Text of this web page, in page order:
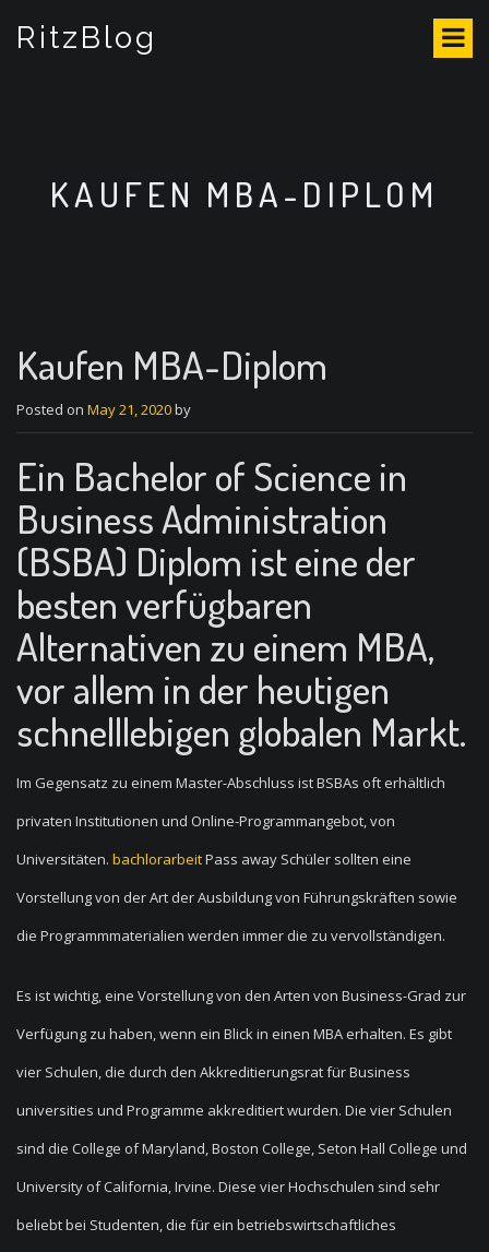
RitzBlog
KAUFEN MBA-DIPLOM
Kaufen MBA-Diplom
Posted on May 21, 2020by
Ein Bachelor of Science in
Business Administration
(BSBA) Diplom ist eine der
besten verfügbaren
Alternativen zu einem MBA,
vor allem in der heutigen
schnelllebigen globalen Markt.
Im Gegensatz zu einem Master-Abschluss ist BSBAs oft erhältlich
privaten Institutionen und Online-Programmangebot, von
Universitäten. bachlorarbeitPass away Schüler sollten eine
Vorstellung von der Art der Ausbildung von Führungskräften sowie
die Programmmaterialien werden immer die zu vervollständigen.
Es ist wichtig, eine Vorstellung von den Arten von Business-Grad zur
Verfügung zu haben, wenn ein Blick in einen MBA erhalten. Es gibt
vier Schulen, die durch den Akkreditierungsrat für Business
universities und Programme akkreditiert wurden. Die vier Schulen
sind die College of Maryland, Boston College, Seton Hall College und
University of California, Irvine. Diese vier Hochschulen sind sehr
beliebt bei Studenten, die für ein betriebswirtschaftliches